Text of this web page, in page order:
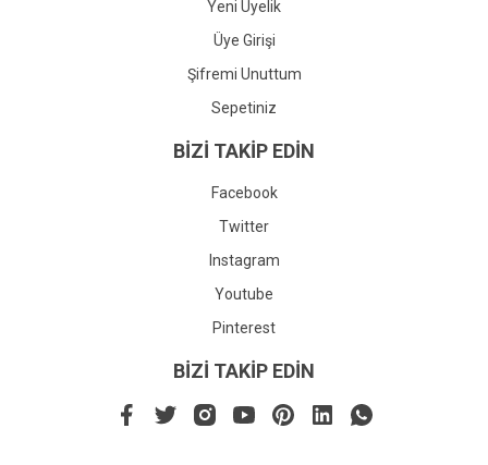
Yeni Üyelik
Üye Girişi
Şifremi Unuttum
Sepetiniz
BİZİ TAKİP EDİN
Facebook
Twitter
Instagram
Youtube
Pinterest
BİZİ TAKİP EDİN